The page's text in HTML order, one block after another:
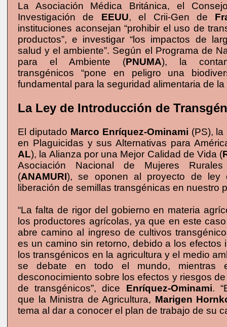
La Asociación Médica Británica, el
Investigación de EEUU, el Crii-Gen de
instituciones aconsejan “prohibir el uso de
productos”, e investigar “los impactos de
salud y el ambiente”. Según el Programa de
para el Ambiente (PNUMA), la
transgénicos “pone en peligro una
fundamental para la seguridad alimentaria de la
La Ley de Introducción de
El diputado Marco Enríquez-Ominami (PS),
en Plaguicidas y sus Alternativas para
AL), la Alianza por una Mejor Calidad de Vida (
Asociación Nacional de Mujeres
(ANAMURI), se oponen al proyecto de ley
liberación de semillas transgénicas en nuestro
“La falta de rigor del gobierno en materia
los productores agrícolas, ya que en este
abre camino al ingreso de cultivos
es un camino sin retorno, debido a los efectos
los transgénicos en la agricultura y el medio
se debate en todo el mundo,
desconocimiento sobre los efectos y riesgos
de transgénicos”, dice Enríquez-Ominami.
que la Ministra de Agricultura, Marigen
tema al dar a conocer el plan de trabajo de su